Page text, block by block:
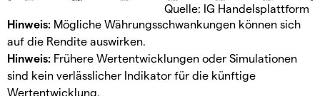
Quelle: IG Handelsplattform
Hinweis: Mögliche Währungsschwankungen können sich
auf die Rendite auswirken.
Hinweis: Frühere Wertentwicklungen oder Simulationen
sind kein verlässlicher Indikator für die künftige
Wertentwicklung.